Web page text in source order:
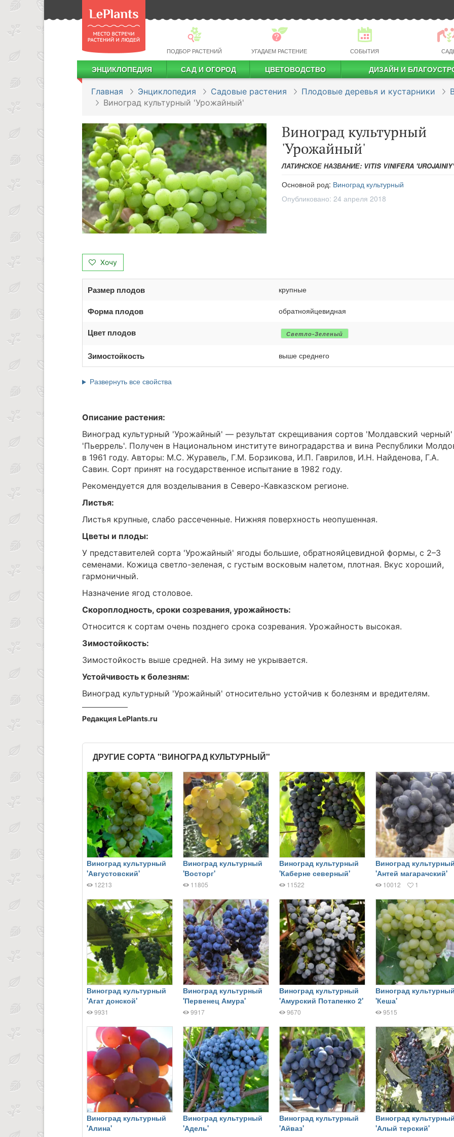
ПОДБОР РАСТЕНИЙ УГАДАЕМ РАСТЕНИЕ СОБЫТИЯ
ЭНЦИКЛОПЕДИЯ САД И ОГОРОД ЦВЕТОВОДСТВО ДИЗАЙН И
Главная Энциклопедия Садовые растения Плодовые деревья и кустарники
Виноград культурный 'Урожайный'
Виноград культурный
'Урожайный'
ЛАТИНСКОЕ НАЗВАНИЕ: VITIS VINIFERA 'UROJAINIY'
Основной род: Виноград культурный
Опубликовано: 24 апреля 2018
Хочу
Размер плодов крупные
Форма плодов обратнояйцевидная
Цвет плодов Светло-Зеленый
Зимостойкость выше среднего
Развернуть все свойства
Описание растения:
Виноград культурный 'Урожайный' — результат скрещивания сортов 'Молдавский
'Пьеррель'. Получен в Национальном институте виноградарства и вина Республики
в 1961 году. Авторы: М.С. Журавель, Г.М. Борзикова, И.П. Гаврилов, И.Н. Найденова, Г.А.
Савин. Сорт принят на государственное испытание в 1982 году.
Рекомендуется для возделывания в Северо-Кавказском регионе.
Листья:
Листья крупные, слабо рассеченные. Нижняя поверхность неопушенная.
Цветы и плоды:
У представителей сорта 'Урожайный' ягоды большие, обратнояйцевидной формы, с 2–3
семенами. Кожица светло-зеленая, с густым восковым налетом, плотная. Вкус хороший,
гармоничный.
Назначение ягод столовое.
Скороплодность, сроки созревания, урожайность:
Относится к сортам очень позднего срока созревания. Урожайность высокая.
Зимостойкость:
Зимостойкость выше средней. На зиму не укрывается.
Устойчивость к болезням:
Виноград культурный 'Урожайный' относительно устойчив к болезням и вредителям.
Редакция LePlants.ru
ДРУГИЕ СОРТА "ВИНОГРАД КУЛЬТУРНЫЙ"
Виноград культурный
'Августовский'
12213
Виноград культурный
'Восторг'
11805
Виноград культурный
'Каберне северный'
11522
Виноград
'Антей магарачский'
10012 1
Виноград культурный
'Агат донской'
9931
Виноград культурный
'Первенец Амура'
9917
Виноград культурный
'Амурский Потапенко 2'
9670
Виноград
'Кеша'
9515
Виноград культурный
'Алина'
Виноград культурный
'Адель'
Виноград культурный
'Айваз'
Виноград
'Алый терский'